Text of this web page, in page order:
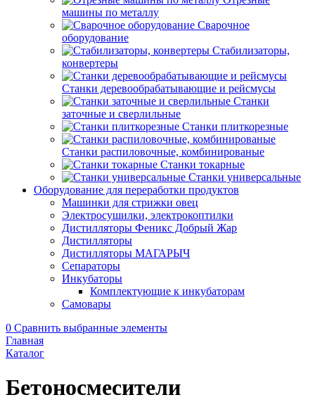
машины по металлу
Сварочное
оборудование
Стабилизаторы,
конвертеры
Станки деревообрабатывающие и рейсмусы
Станки
заточные и сверлильные
Станки плиткорезные
Станки распиловочные, комбинированые
Станки токарные
Станки универсальные
Оборудование для переработки продуктов
Машинки для стрижки овец
Электросушилки, электрокоптилки
Дистилляторы Феникс Добрый Жар
Дистилляторы
Дистилляторы МАГАРЫЧ
Сепараторы
Инкубаторы
Комплектующие к инкубаторам
Самовары
0 Сравнить выбранные элементы
Главная
Каталог
Бетоносмесители